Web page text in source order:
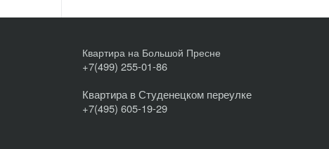
Квартира на Большой Пресне
+7(499) 255-01-86
Квартира в Студенецком переулке
+7(495) 605-19-29